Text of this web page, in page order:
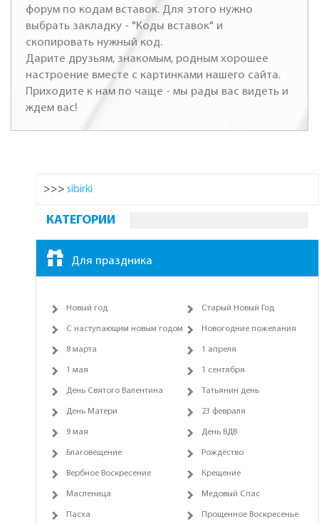
форум по кодам вставок. Для этого нужно
выбрать закладку - "Коды вставок" и
скопировать нужный код.
Дарите друзьям, знакомым, родным хорошее
настроение вместе с картинками нашего сайта.
Приходите к нам по чаще - мы рады вас видеть и
ждем вас!
>>> sibirki
КАТЕГОРИИ
Для праздника
Новый год Старый Новый Год
С наступающим новым годом Новогодние пожелания
8 марта 1 апреля
1 мая 1 сентября
День Святого Валентина Татьянин день
День Матери 23 февраля
9 мая День ВДВ
Благовещение Рождество
Вербное Воскресение Крещение
Масленица Медовый Спас
Пасха Прощенное Воскресенье